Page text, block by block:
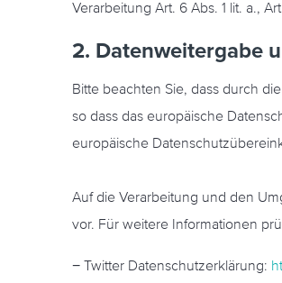
Verarbeitung Art. 6 Abs. 1 lit. a.,
2. Datenweitergabe
Bitte beachten Sie, dass durch
so dass das europäische
europäische
Auf die Verarbeitung und den
vor. Für weitere Informationen
− Twitter Datenschutzerklärung: